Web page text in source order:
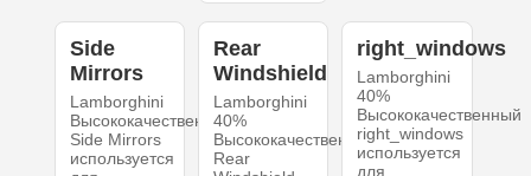
Side
Mirrors
Lamborghini
Высококачественный
Side Mirrors
используется
Rear
Windshield
Lamborghini
40%
Высококачественный
Rear
right_windows
Lamborghini
40%
Высококачественный
right_windows
используется
для